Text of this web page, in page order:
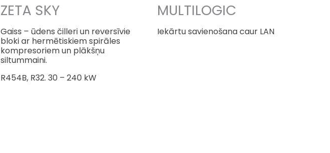
ZETA SKY
Gaiss – ūdens čilleriun reversīvie
bloki ar hermētiskiem spirāles
kompresoriem un plākšņu
siltummaini.
R454B, R32. 30 – 240 kW
MULTILOGIC
Iekārtu savienošana caur LAN